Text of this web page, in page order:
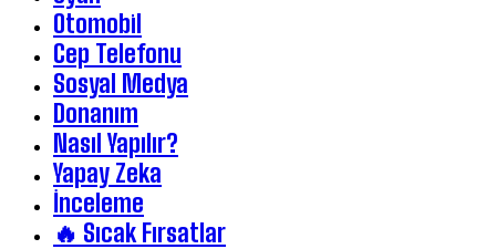
Otomobil
Cep Telefonu
Sosyal Medya
Donanım
Nasıl Yapılır?
Yapay Zeka
İnceleme
🔥 Sıcak Fırsatlar